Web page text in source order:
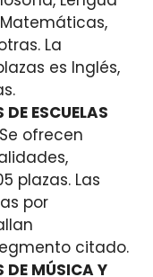
La
es Inglés,
DE ESCUELAS
Se ofrecen
plazas. Las
por
citado.
DE MÚSICA Y